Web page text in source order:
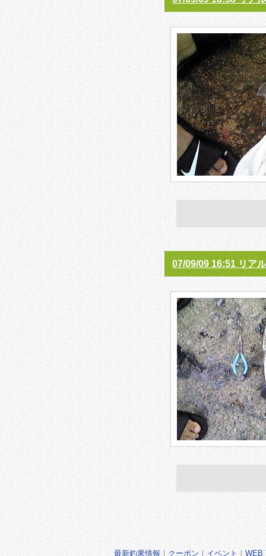
07/09/09 16:51 リア
最新釣果情報 ｜ クーポン ｜ イベント ｜ WEB